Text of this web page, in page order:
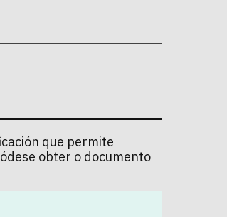
que permite
obter o documento